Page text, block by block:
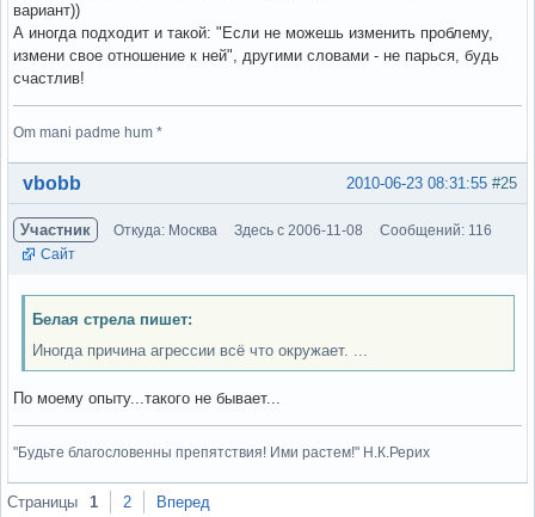
вариант))
А иногда подходит и такой: "Если не можешь изменить проблему,
измени свое отношение к ней", другими словами - не парься, будь
счастлив!
Om mani padme hum *
Вне форума #25
2010-06-23 08:31:55
vbobb
Участник Откуда: Москва Здесь с 2006-11-08
Сообщений: 116
Сайт
Белая стрела пишет:
Иногда причина агрессии всё что окружает. ...
По моему опыту...такого не бывает...
"Будьте благословенны препятствия! Ими растем!" Н.К.Рерих
Вне форума
Страницы 1 2 Вперед